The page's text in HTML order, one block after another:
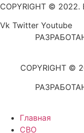
COPYRIGHT ©
Vk Twitter Youtube
COPYRIGHT
Главная
СВО